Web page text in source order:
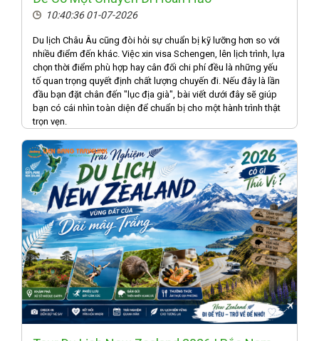
10:40:36 01-07-2026
Du lịch Châu Âu cũng đòi hỏi sự chuẩn bị kỹ lưỡng hơn so với
nhiều điểm đến khác. Việc xin visa Schengen, lên lịch trình, lựa
chọn thời điểm phù hợp hay cân đối chi phí đều là những yếu
tố quan trọng quyết định chất lượng chuyến đi. Nếu đây là lần
đầu bạn đặt chân đến "lục địa già", bài viết dưới đây sẽ giúp
bạn có cái nhìn toàn diện để chuẩn bị cho một hành trình thật
trọn vẹn.